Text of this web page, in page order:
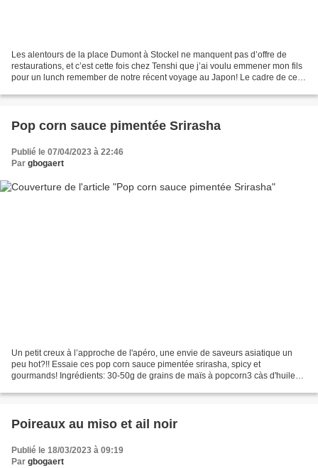
Les alentours de la place Dumont à Stockel ne manquent pas d’offre de
restaurations, et c’est cette fois chez Tenshi que j’ai voulu emmener mon fils
pour un lunch remember de notre récent voyage au Japon! Le cadre de ce
Pop corn sauce pimentée Srirasha
Publié le 07/04/2023 à 22:46
Par gbogaert
Un petit creux à l’approche de l'apéro, une envie de saveurs asiatique un
peu hot?!! Essaie ces pop corn sauce pimentée srirasha, spicy et
gourmands! Ingrédients: 30-50g de grains de maïs à popcorn3 càs d'huile
Poireaux au miso et ail noir
Publié le 18/03/2023 à 09:19
Par gbogaert